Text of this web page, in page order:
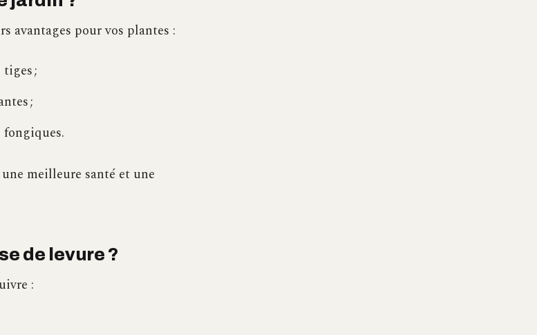
avantages pour vos plantes :
;
;
meilleure santé et une
de levure ?
: